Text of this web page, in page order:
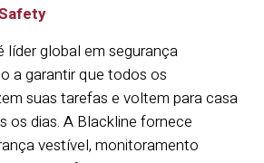
líder global em segurança
a garantir que todos os
suas tarefas e voltem para casa
os dias. A Blackline fornece
vestível, monitoramento